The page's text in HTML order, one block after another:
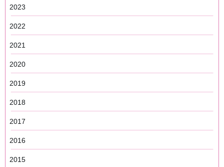
2023
2022
2021
2020
2019
2018
2017
2016
2015